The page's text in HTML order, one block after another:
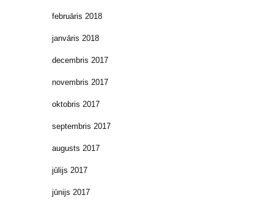
februāris 2018
janvāris 2018
decembris 2017
novembris 2017
oktobris 2017
septembris 2017
augusts 2017
jūlijs 2017
jūnijs 2017